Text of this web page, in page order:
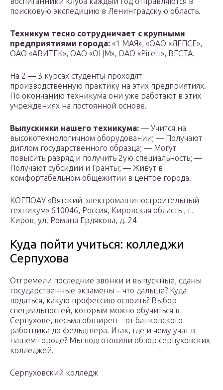
поисковую экспедицию в Ленинградскую область.
Техникум тесно сотрудничает с крупными
предприятиями города: «1 МАЯ», «ОАО «ЛЕПСЕ»,
ОАО «АВИТЕК», ОАО «ОЦМ», ОАО «Pirelli», ВЕСТА.
На 2 — 3 курсах студенты проходят
производственную практику на этих предприятиях.
По окончанию техникума они уже работают в этих
учреждениях на постоянной основе.
Выпускники нашего техникума: — Учится на
высокотехнологичном оборудовании; — Получают
диплом государственного образца; — Могут
повысить разряд и получить 2ую специальность; —
Получают субсидии и Гранты; — Живут в
комфортабельном общежитии в центре города.
КОГПОАУ «Вятский электромашиностроительный
техникум» 610046, Россия, Кировская область , г.
Киров, ул. Романа Ердякова, д. 24
Куда пойти учиться: колледжи
Серпухова
Отгремели последние звонки и выпускные, сданы
государственные экзамены – что дальше? Куда
податься, какую профессию освоить? Выбор
специальностей, которым можно обучиться в
Серпухове, весьма обширен – от банковского
работника до фельдшера. Итак, где и чему учат в
нашем городе? Мы подготовили обзор серпуховских
колледжей.
Серпуховский колледж